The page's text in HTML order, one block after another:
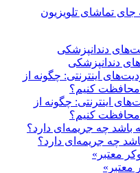
تماشای تلویزیون
دندانپزشکی
اینترنتی: چگونه از
محافظت کنیم؟
چه جریمه‌ای دارد؟
معتبر»